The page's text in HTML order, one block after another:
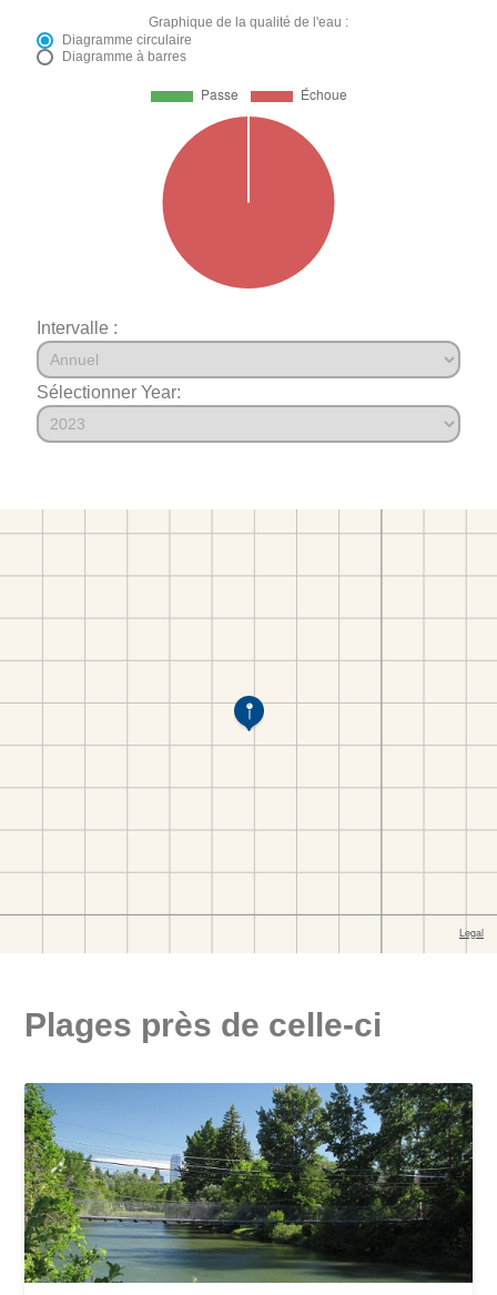
Graphique de la qualité de l'eau :
Diagramme circulaire
Diagramme à barres
Intervalle :
Sélectionner Year:
Plages près de celle-ci